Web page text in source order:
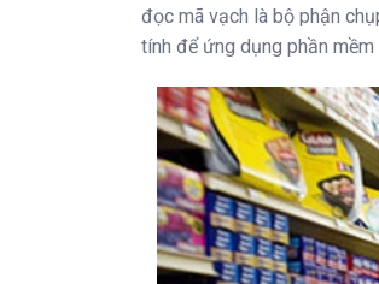
đọc mã vạch là bộ phận
tính để ứng dụng phần